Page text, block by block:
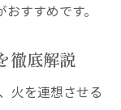
すすめです。
徹底解説
火を連想させる